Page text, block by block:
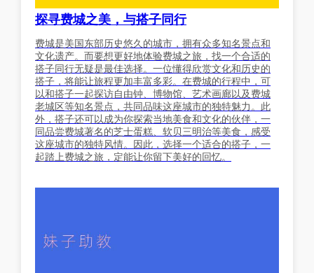
探寻费城之美，与搭子同行
费城是美国东部历史悠久的城市，拥有众多知名景点和
文化遗产。而要想更好地体验费城之旅，找一个合适的
搭子同行无疑是最佳选择。一位懂得欣赏文化和历史的
搭子，将能让旅程更加丰富多彩。在费城的行程中，可
以和搭子一起探访自由钟、博物馆、艺术画廊以及费城
老城区等知名景点，共同品味这座城市的独特魅力。此
外，搭子还可以成为你探索当地美食和文化的伙伴，一
同品尝费城著名的芝士蛋糕、软贝三明治等美食，感受
这座城市的独特风情。因此，选择一个适合的搭子，一
起踏上费城之旅，定能让你留下美好的回忆。